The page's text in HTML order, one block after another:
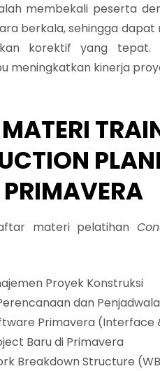
membekali peserta
berkala, sehingga
korektif yang tepat.
meningkatkan kinerja
materi pelatihan
Proyek Konstruksi
dan
Primavera (Interface
Baru di Primavera
Breakdown Structure